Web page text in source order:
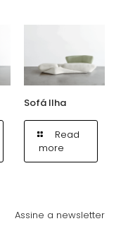
Sofá Ilha
Read
more
Assine a newsletter